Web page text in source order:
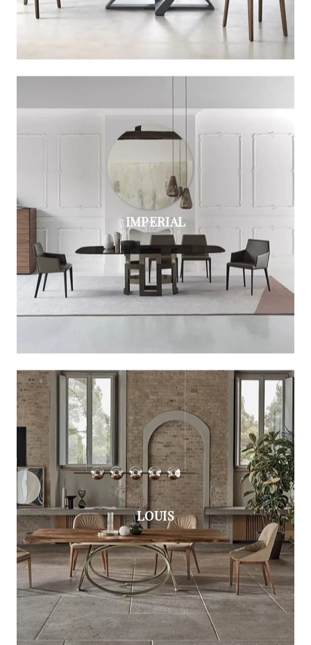
IMPERIAL
LOUIS